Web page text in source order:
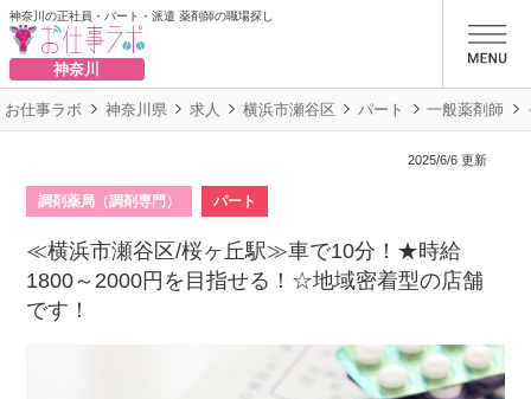
神奈川の正社員・パート・派遣 薬剤師の職場探し
神奈川
お仕事ラボ 神奈川県 求人 横浜市瀬谷区 パート 一般薬剤師
2025/6/6 更新
調剤薬局（調剤専門） パート
≪横浜市瀬谷区/桜ヶ丘駅≫車で10分！★時給
1800～2000円を目指せる！☆地域密着型の店舗
です！